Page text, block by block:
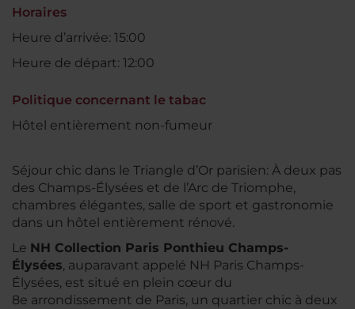
Horaires
Heure d’arrivée: 15:00
Heure de départ: 12:00
Politique concernant le tabac
Hôtel entièrement non-fumeur
Séjour chic dans le Triangle d’Or parisien: À deux pas
des Champs-Élysées et de l’Arc de Triomphe,
chambres élégantes, salle de sport et gastronomie
dans un hôtel entièrement rénové.
Le NH Collection Paris Ponthieu Champs-
Élysées, auparavant appelé NH Paris Champs-
Élysées, est situé en plein cœur du
8e arrondissement de Paris, un quartier chic à deux